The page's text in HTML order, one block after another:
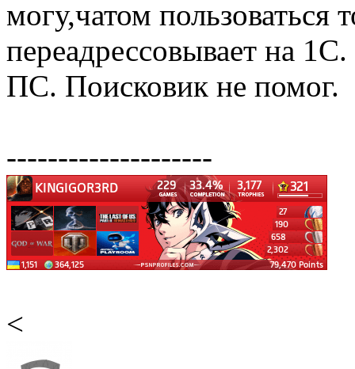
могу,чатом пользоваться
переадрессовывает на
ПС. Поисковик не помог.
--------------------
<